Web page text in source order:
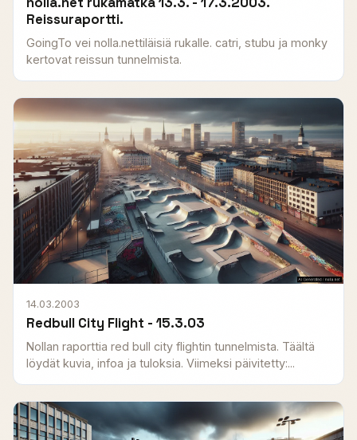
Reissuraportti.
GoingTo vei nolla.nettiläisiä rukalle. catri, stubu ja monky
kertovat reissun tunnelmista.
14.03.2003
Redbull City Flight - 15.3.03
Nollan raporttia red bull city flightin tunnelmista. Täältä
löydät kuvia, infoa ja tuloksia. Viimeksi päivitetty:...